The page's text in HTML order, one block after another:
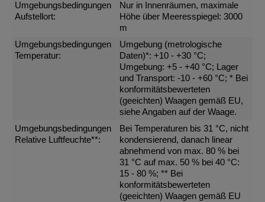
Umgebungsbedingungen
Aufstellort:
Nur in Innenräumen, maximale
Höhe über Meeresspiegel: 3000
m
Umgebungsbedingungen
Temperatur:
Umgebung (metrologische
Daten)*: +10 - +30 °C;
Umgebung: +5 - +40 °C; Lager
und Transport: -10 - +60 °C; * Bei
konformitätsbewerteten
(geeichten) Waagen gemäß EU,
siehe Angaben auf der Waage.
Umgebungsbedingungen
Relative Luftfeuchte**:
Bei Temperaturen bis 31 °C, nicht
kondensierend, danach linear
abnehmend von max. 80 % bei
31 °C auf max. 50 % bei 40 °C:
15 - 80 %; ** Bei
konformitätsbewerteten
(geeichten) Waagen gemäß EU